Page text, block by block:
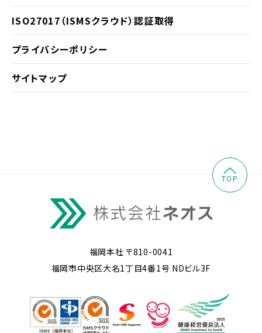
ISO27017（ISMSクラウド）認証取得
プライバシーポリシー
サイトマップ
福岡本社 〒810-0041
福岡市中央区大名1丁目4番1号 NDビル3F
TOP